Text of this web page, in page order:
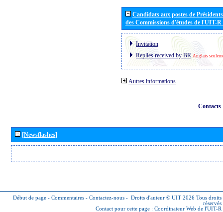
Candidats aux postes de
des Commissions d'études de l'UIT-
Invitation
Replies received by BR Anglais
Autres informations
Contacts
[Newsflashes]
Début de page - Commentaires - Contactez-nous - Droits d'auteur © UIT 2026 Tous droits
réservés
Contact pour cette page : Coordinateur Web de l'UIT-R